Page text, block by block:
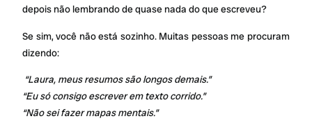
depois não lembrando de quase nada do que escreveu?
Se sim, você não está sozinho. Muitas pessoas me procuram
dizendo:
“Laura, meus resumos são longos demais.”
“Eu só consigo escrever em texto corrido.”
“Não sei fazer mapas mentais.”